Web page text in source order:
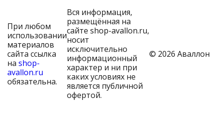
При любом
использовании
материалов
сайта ссылка
на shop-
avallon.ru
обязательна.
Вся информация,
размещённая на
сайте shop-avallon.ru,
носит
исключительно
информационный
характер и ни при
каких условиях не
является публичной
офертой.
© 2026 Аваллон